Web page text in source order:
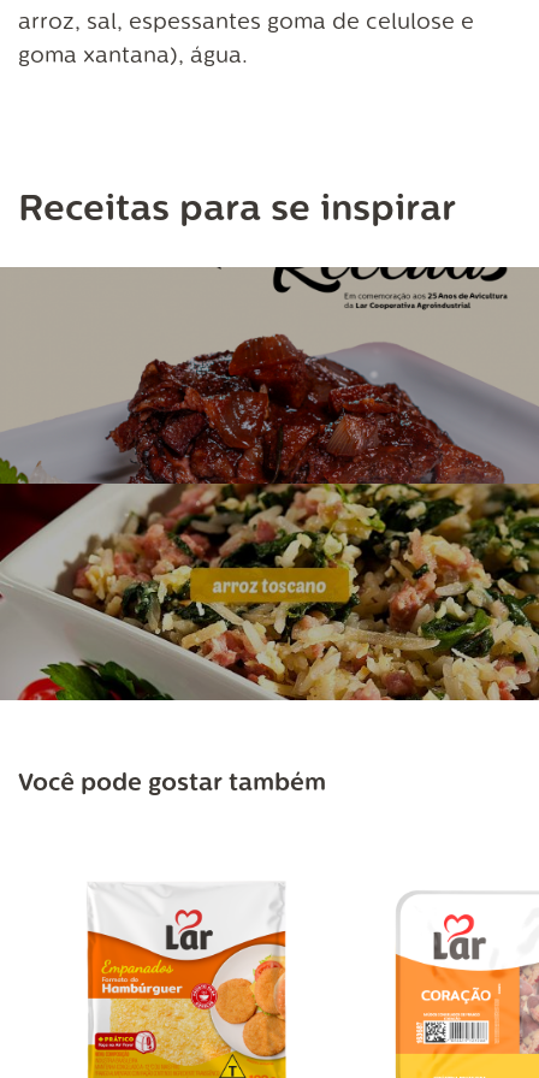
arroz, sal, espessantes goma de celulose e
goma xantana), água.
Receitas para se inspirar
Você pode gostar também